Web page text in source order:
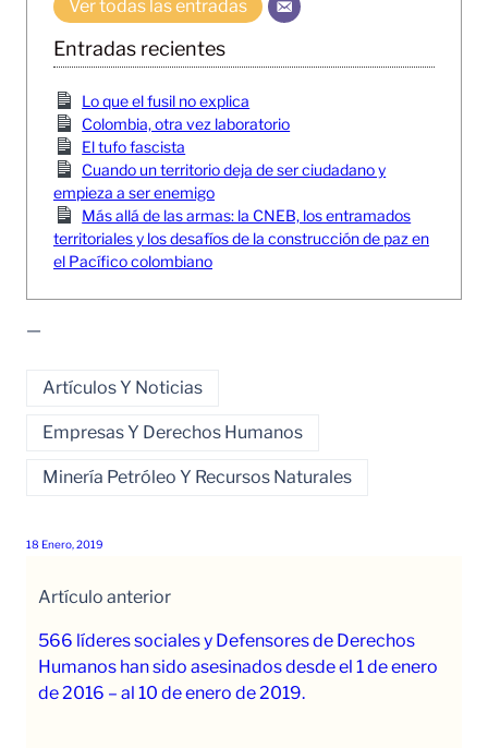
Ver todas las entradas
Entradas recientes
Lo que el fusil no explica
Colombia, otra vez laboratorio
El tufo fascista
Cuando un territorio deja de ser ciudadano y
empieza a ser enemigo
Más allá de las armas: la CNEB, los entramados
territoriales y los desafíos de la construcción de paz en
el Pacífico colombiano
—
Artículos Y Noticias
Empresas Y Derechos Humanos
Minería Petróleo Y Recursos Naturales
18 Enero, 2019
Artículo anterior
566 líderes sociales y Defensores de Derechos
Humanos han sido asesinados desde el 1 de enero
de 2016 – al 10 de enero de 2019.